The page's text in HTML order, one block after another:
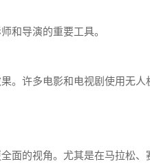
和导演的重要工具。
。许多电影和电视剧使用无人
面的视角。尤其是在马拉松、